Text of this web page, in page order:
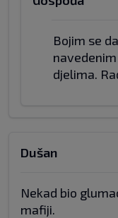
Bojim se
djelima.
Dušan
Nekad bio
mafiji.